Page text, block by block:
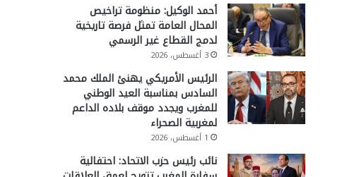
أحمد الوكيل: منظومة تراخيص
المحال العامة تمثل فرصة تاريخية
لدمج القطاع غير الرسمي
3 أغسطس، 2026
الرئيس الأمريكي يهنئ الملك محمد
السادس بمناسبة العيد الوطني
للمغرب ويجدد موقف بلاده الداعم
لمغربية الصحراء
1 أغسطس، 2026
نائب رئيس حزب الاتحاد: احتفالية